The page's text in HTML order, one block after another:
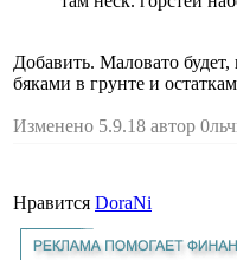
Добавить. Маловато
бяками в грунте и
Изменено 5.9.18 автор
Нравится DoraNi